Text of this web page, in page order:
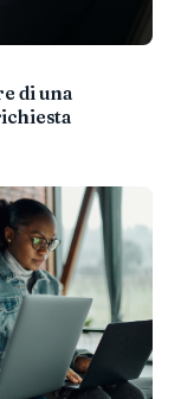
di una